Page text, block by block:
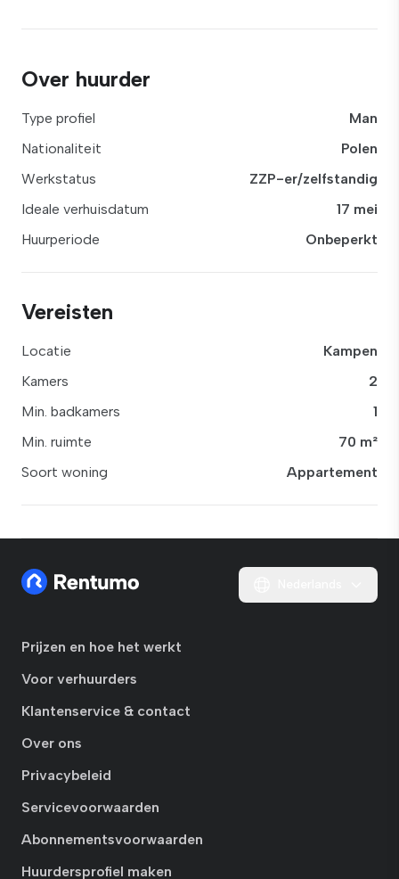
Over huurder
Type profiel
Man
Nationaliteit
Polen
Werkstatus
ZZP-er/zelfstandig
Ideale verhuisdatum
17 mei
Huurperiode
Onbeperkt
Vereisten
Locatie
Kampen
Kamers
2
Min. badkamers
1
Min. ruimte
70 m²
Soort woning
Appartement
Prijzen en hoe het werkt
Voor verhuurders
Klantenservice & contact
Over ons
Privacybeleid
Servicevoorwaarden
Abonnementsvoorwaarden
Huurdersprofiel maken